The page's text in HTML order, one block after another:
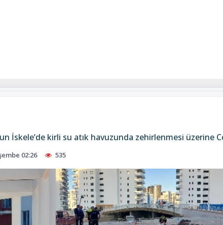
İskele’de kirli su atık havuzunda zehirlenmesi üzerine
02:26 535